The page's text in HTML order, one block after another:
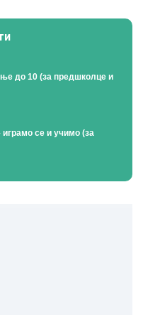
до 10 (за предшколце и
играмо се и учимо (за